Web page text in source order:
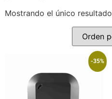
Mostrando el único resultado
-35%